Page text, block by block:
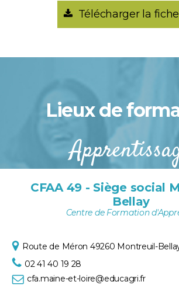
Télécharger la
Lieux de
CFAA 49 - Siège social
Bellay
Centre de Formation
Route de Méron 49260 Montreuil-
02 41 40 19 28
cfa.maine-et-loire@educagri.fr